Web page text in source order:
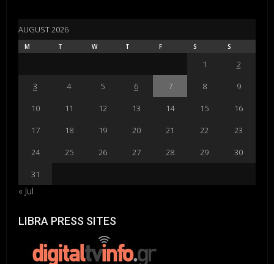
AUGUST 2026
M T W T F S S
1
2
3
4 5 6 7 8
9
10
11 12 13 14 15
16
17
18 19 20 21 22
23
24
25 26 27 28 29
30
31
« Jul
LIBRA PRESS SITES